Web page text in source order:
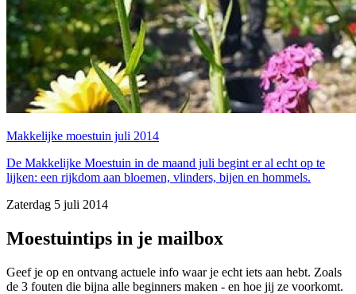
Makkelijke moestuin juli 2014
De Makkelijke Moestuin in de maand juli begint er al echt op te
lijken: een rijkdom aan bloemen, vlinders, bijen en hommels.
Zaterdag 5 juli 2014
Moestuintips in je mailbox
Geef je op en ontvang actuele info waar je echt iets aan hebt. Zoals
de 3 fouten die bijna alle beginners maken - en hoe jij ze voorkomt.